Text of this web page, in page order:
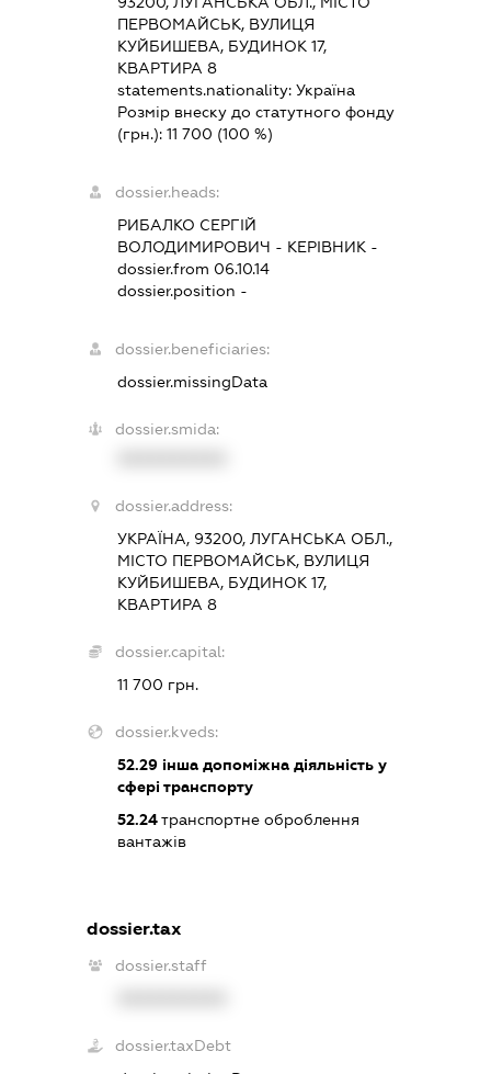
ПЕРВОМАЙСЬК, ВУЛИЦЯ
КУЙБИШЕВА, БУДИНОК 17,
КВАРТИРА 8
statements.nationality:Україна
Розмір внеску до статутного фонду
(грн.):11 700 (100 %)
dossier.heads:
РИБАЛКО СЕРГІЙ
ВОЛОДИМИРОВИЧ - КЕРІВНИК -
dossier.from 06.10.14
dossier.position -
dossier.beneficiaries:
dossier.missingData
dossier.smida:
dossier.address:
УКРАЇНА, 93200, ЛУГАНСЬКА ОБЛ.,
МІСТО ПЕРВОМАЙСЬК, ВУЛИЦЯ
КУЙБИШЕВА, БУДИНОК 17,
КВАРТИРА 8
dossier.capital:
11 700 грн.
dossier.kveds:
52.29 інша допоміжна діяльність у
сфері транспорту
52.24транспортне оброблення
вантажів
dossier.tax
dossier.staff
dossier.taxDebt